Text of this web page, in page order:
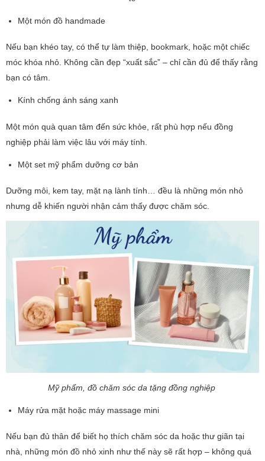
Một món đồ handmade
Nếu bạn khéo tay, có thể tự làm thiệp, bookmark, hoặc một chiếc
móc khóa nhỏ. Không cần đẹp “xuất sắc” – chỉ cần đủ để thấy rằng
bạn có tâm.
Kính chống ánh sáng xanh
Một món quà quan tâm đến sức khỏe, rất phù hợp nếu đồng
nghiệp phải làm việc lâu với máy tính.
Một set mỹ phẩm dưỡng cơ bản
Dưỡng môi, kem tay, mặt nạ lành tính… đều là những món nhỏ
nhưng dễ khiến người nhận cảm thấy được chăm sóc.
Mỹ phẩm, đồ chăm sóc da tặng đồng nghiệp
Máy rửa mặt hoặc máy massage mini
Nếu bạn đủ thân để biết họ thích chăm sóc da hoặc thư giãn tại
nhà, những món đồ nhỏ xinh như thế này sẽ rất hợp – không quá